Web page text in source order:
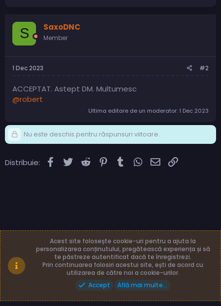
S SaxoDNC
Member
1 Dec 2023 #2
ACCEPTAT. Astept DM. Multumesc
@robert
Ultima editare de un moderator: 1 Dec 2023
Nu este deschis pentru răspunsuri viitoare.
Distribuie: Facebook
TwitterReddit PinterestTumblrWhatsApp
Email
Română (RO)
Termeni și reguli
Politică de confidențialitate
Ajutor Acasă
Made with
Acest site folosește cookie-uri pentru a ajuta la
personalizarea conținutului, pregătească experiența și să
te păstreze autentificat dacă te înregistrezi.
Prin continuarea folosiri acestui site, ești de acord cu
utilizarea de către noi a cookie-urilor.
Accept
Află mai multe...